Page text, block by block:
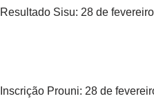
Resultado Sisu: 28 de fevereiro
Inscrição Prouni: 28 de